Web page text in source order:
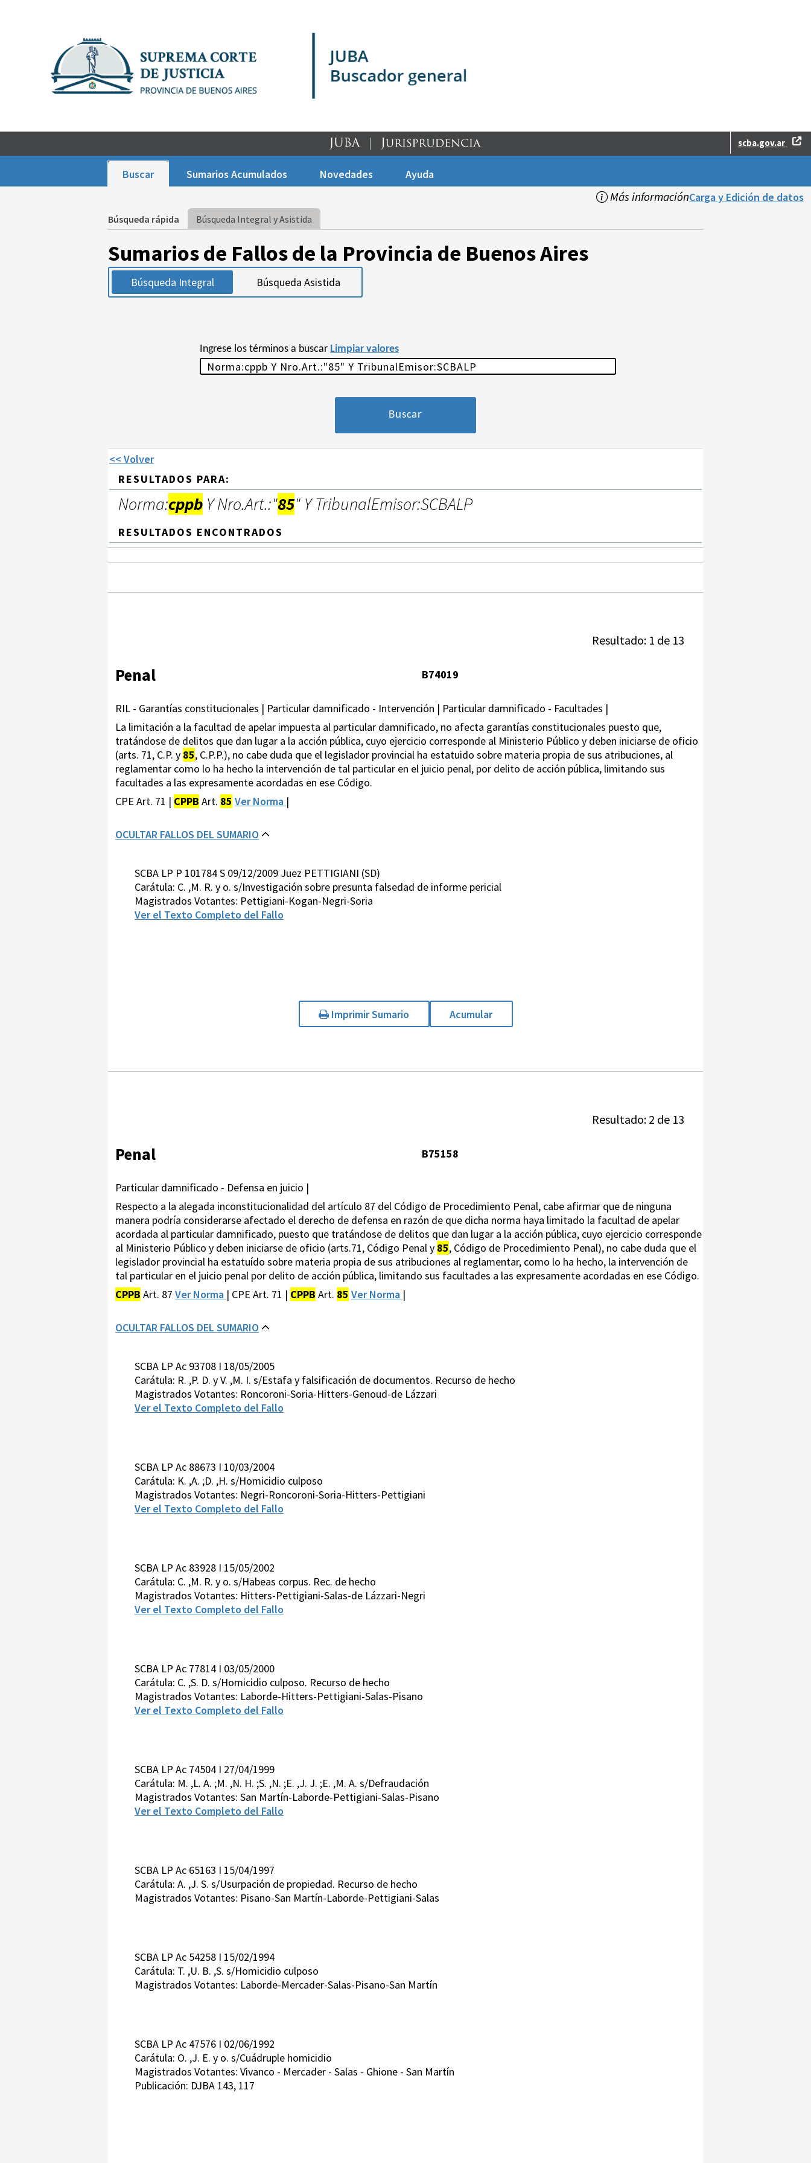
scba.gov.ar
Buscar Sumarios Acumulados Novedades Ayuda
Más informaciónCarga y Edición de datos
Búsqueda rápida Búsqueda Integral y Asistida
Sumarios de Fallos de la Provincia de Buenos Aires
Búsqueda Integral Búsqueda Asistida
Ingrese los términos a buscar Limpiar valores
<< Volver
RESULTADOS PARA:
Norma:cppb Y Nro.Art.:"85" Y TribunalEmisor:SCBALP
RESULTADOS ENCONTRADOS
Resultado: 1 de 13
Penal B74019
RIL - Garantías constitucionales | Particular damnificado - Intervención | Particular damnificado - Facultades |
La limitación a la facultad de apelar impuesta al particular damnificado, no afecta garantías constitucionales puesto que,
tratándose de delitos que dan lugar a la acción pública, cuyo ejercicio corresponde al Ministerio Público y deben iniciarse de oficio
(arts. 71, C.P. y 85, C.P.P.), no cabe duda que el legislador provincial ha estatuido sobre materia propia de sus atribuciones, al
reglamentar como lo ha hecho la intervención de tal particular en el juicio penal, por delito de acción pública, limitando sus
facultades a las expresamente acordadas en ese Código.
CPE Art. 71 | CPPB Art. 85 Ver Norma |
OCULTAR FALLOS DEL SUMARIO
SCBA LP P 101784 S 09/12/2009 Juez PETTIGIANI (SD)
Carátula: C. ,M. R. y o. s/Investigación sobre presunta falsedad de informe pericial
Magistrados Votantes: Pettigiani-Kogan-Negri-Soria
Ver el Texto Completo del Fallo
Imprimir Sumario Acumular
Resultado: 2 de 13
Penal B75158
Particular damnificado - Defensa en juicio |
Respecto a la alegada inconstitucionalidad del artículo 87 del Código de Procedimiento Penal, cabe afirmar que de ninguna
manera podría considerarse afectado el derecho de defensa en razón de que dicha norma haya limitado la facultad de apelar
acordada al particular damnificado, puesto que tratándose de delitos que dan lugar a la acción pública, cuyo ejercicio corresponde
al Ministerio Público y deben iniciarse de oficio (arts.71, Código Penal y 85, Código de Procedimiento Penal), no cabe duda que el
legislador provincial ha estatuído sobre materia propia de sus atribuciones al reglamentar, como lo ha hecho, la intervención de
tal particular en el juicio penal por delito de acción pública, limitando sus facultades a las expresamente acordadas en ese Código.
CPPB Art. 87 Ver Norma | CPE Art. 71 | CPPB Art. 85 Ver Norma |
OCULTAR FALLOS DEL SUMARIO
SCBA LP Ac 93708 I 18/05/2005
Carátula: R. ,P. D. y V. ,M. I. s/Estafa y falsificación de documentos. Recurso de hecho
Magistrados Votantes: Roncoroni-Soria-Hitters-Genoud-de Lázzari
Ver el Texto Completo del Fallo
SCBA LP Ac 88673 I 10/03/2004
Carátula: K. ,A. ;D. ,H. s/Homicidio culposo
Magistrados Votantes: Negri-Roncoroni-Soria-Hitters-Pettigiani
Ver el Texto Completo del Fallo
SCBA LP Ac 83928 I 15/05/2002
Carátula: C. ,M. R. y o. s/Habeas corpus. Rec. de hecho
Magistrados Votantes: Hitters-Pettigiani-Salas-de Lázzari-Negri
Ver el Texto Completo del Fallo
SCBA LP Ac 77814 I 03/05/2000
Carátula: C. ,S. D. s/Homicidio culposo. Recurso de hecho
Magistrados Votantes: Laborde-Hitters-Pettigiani-Salas-Pisano
Ver el Texto Completo del Fallo
SCBA LP Ac 74504 I 27/04/1999
Carátula: M. ,L. A. ;M. ,N. H. ;S. ,N. ;E. ,J. J. ;E. ,M. A. s/Defraudación
Magistrados Votantes: San Martín-Laborde-Pettigiani-Salas-Pisano
Ver el Texto Completo del Fallo
SCBA LP Ac 65163 I 15/04/1997
Carátula: A. ,J. S. s/Usurpación de propiedad. Recurso de hecho
Magistrados Votantes: Pisano-San Martín-Laborde-Pettigiani-Salas
SCBA LP Ac 54258 I 15/02/1994
Carátula: T. ,U. B. ,S. s/Homicidio culposo
Magistrados Votantes: Laborde-Mercader-Salas-Pisano-San Martín
SCBA LP Ac 47576 I 02/06/1992
Carátula: O. ,J. E. y o. s/Cuádruple homicidio
Magistrados Votantes: Vivanco - Mercader - Salas - Ghione - San Martín
Publicación: DJBA 143, 117